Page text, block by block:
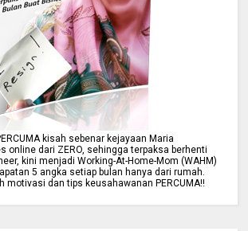
kisah sebenar kejayaan Maria
online dari ZERO, sehingga terpaksa berhenti
kini menjadi Working-At-Home-Mom (WAHM)
5 angka setiap bulan hanya dari rumah.
motivasi dan tips keusahawanan PERCUMA!!